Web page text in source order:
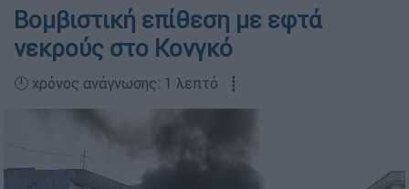
Βομβιστική επίθεση με εφτά
νεκρούς στο Κονγκό
🕛 χρόνος ανάγνωσης: 1 λεπτό ┋